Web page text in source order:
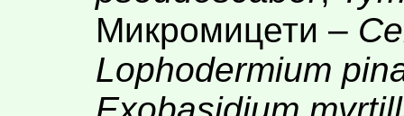
Микромицети –
Lophodermium